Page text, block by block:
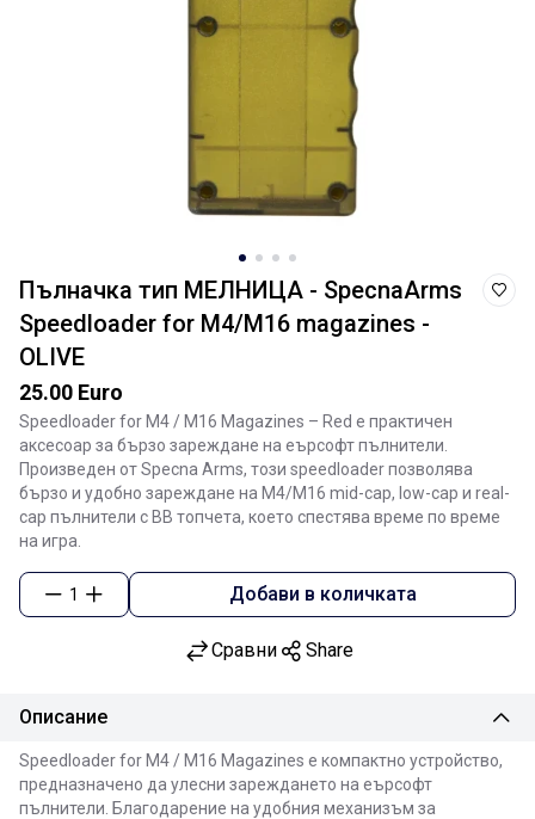
Пълначка тип МЕЛНИЦА - SpecnaArms
Speedloader for M4/M16 magazines -
OLIVE
25.00 Euro
Speedloader for M4 / M16 Magazines – Red е практичен
аксесоар за бързо зареждане на еърсофт пълнители.
Произведен отSpecna Arms, този speedloader позволява
бързо и удобно зареждане на M4/M16 mid-cap, low-cap и real-
cap пълнители с BB топчета, което спестява време по време
на игра.
1 Добави в количката
Сравни Share
Описание
Speedloader for M4 / M16 Magazines е компактно устройство,
предназначено да улесни зареждането на еърсофт
пълнители. Благодарение на удобния механизъм за